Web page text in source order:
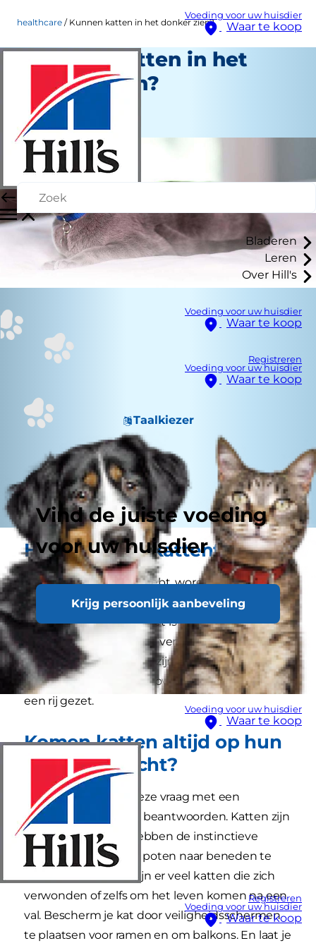
Voeding voor uw huisdier
Waar te koop
Bladeren
Leren
Over Hill's
Voeding voor uw huisdier
Waar te koop
Registreren
Voeding voor uw huisdier
Waar te koop
Taalkiezer
Vind de juiste voeding
voor uw huisdier
Krijg persoonlijk aanbeveling
Voeding voor uw huisdier
Waar te koop
Registreren
Voeding voor uw huisdier
Waar te koop
healthcare Kunnen katten in het donker zien?
Kunnen katten in het
donker zien?
Gezondheidszorg
Medewerker auteur
Hardnekkige kattenfabels
Als je een nieuwe kat hebt, worden alle verhalen
die je de afgelopen jaren over katten hebt
gehoord belangrijker. Het is misschien niet altijd
even duidelijk of je deze verhalen nu moet
geloven of dat ze fabels zijn. Wij hebben de
meest gehoorde fabels over katten voor je op
een rij gezet.
Komen katten altijd op hun
pootjes terecht?
Helaas moeten we deze vraag met een
ondubbelzinnig 'nee' beantwoorden. Katten zijn
behoorlijk lenig en hebben de instinctieve
neiging om met hun poten naar beneden te
vallen, maar elk jaar zijn er veel katten die zich
verwonden of zelfs om het leven komen na een
val. Bescherm je kat door veiligheidsschermen
te plaatsen voor ramen en om balkons. En laat je